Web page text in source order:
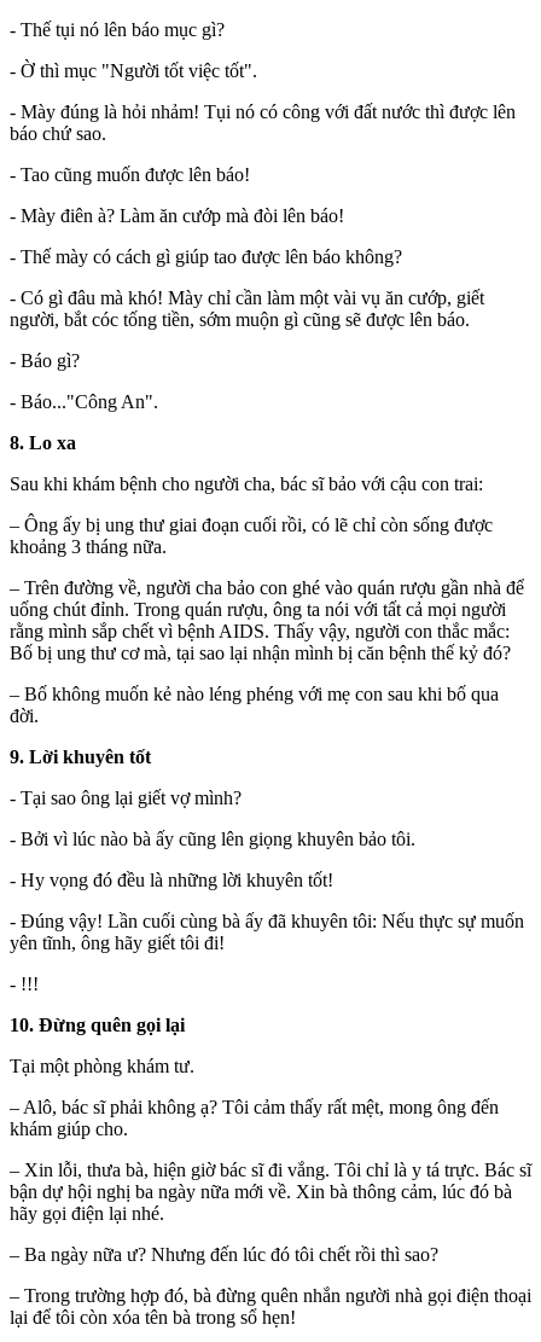
- Thế tụi nó lên báo mục gì?
- Ờ thì mục "Người tốt việc tốt".
- Mày đúng là hỏi nhảm! Tụi nó có công với đất nước thì được lên
báo chứ sao.
- Tao cũng muốn được lên báo!
- Mày điên à? Làm ăn cướp mà đòi lên báo!
- Thế mày có cách gì giúp tao được lên báo không?
- Có gì đâu mà khó! Mày chỉ cần làm một vài vụ ăn cướp, giết
người, bắt cóc tống tiền, sớm muộn gì cũng sẽ được lên báo.
- Báo gì?
- Báo..."Công An".
8. Lo xa
Sau khi khám bệnh cho người cha, bác sĩ bảo với cậu con trai:
– Ông ấy bị ung thư giai đoạn cuối rồi, có lẽ chỉ còn sống được
khoảng 3 tháng nữa.
– Trên đường về, người cha bảo con ghé vào quán rượu gần nhà để
uống chút đỉnh. Trong quán rượu, ông ta nói với tất cả mọi người
rằng mình sắp chết vì bệnh AIDS. Thấy vậy, người con thắc mắc:
Bố bị ung thư cơ mà, tại sao lại nhận mình bị căn bệnh thế kỷ đó?
– Bố không muốn kẻ nào léng phéng với mẹ con sau khi bố qua
đời.
9. Lời khuyên tốt
- Tại sao ông lại giết vợ mình?
- Bởi vì lúc nào bà ấy cũng lên giọng khuyên bảo tôi.
- Hy vọng đó đều là những lời khuyên tốt!
- Đúng vậy! Lần cuối cùng bà ấy đã khuyên tôi: Nếu thực sự muốn
yên tĩnh, ông hãy giết tôi đi!
- !!!
10. Đừng quên gọi lại
Tại một phòng khám tư.
– Alô, bác sĩ phải không ạ? Tôi cảm thấy rất mệt, mong ông đến
khám giúp cho.
– Xin lỗi, thưa bà, hiện giờ bác sĩ đi vắng. Tôi chỉ là y tá trực. Bác sĩ
bận dự hội nghị ba ngày nữa mới về. Xin bà thông cảm, lúc đó bà
hãy gọi điện lại nhé.
– Ba ngày nữa ư? Nhưng đến lúc đó tôi chết rồi thì sao?
– Trong trường hợp đó, bà đừng quên nhắn người nhà gọi điện thoại
lại để tôi còn xóa tên bà trong sổ hẹn!